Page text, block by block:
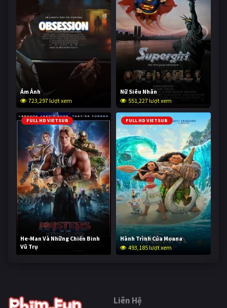
Ám Ảnh
723,297 lượt xem
Nữ Siêu Nhân
551,227 lượt xem
FULL HD VIETSUB
He-Man Và Những Chiến Binh
Vũ Trụ
242,114 lượt xem
FULL HD VIETSUB
Hành Trình Của Moana
493,185 lượt xem
Liên Hệ